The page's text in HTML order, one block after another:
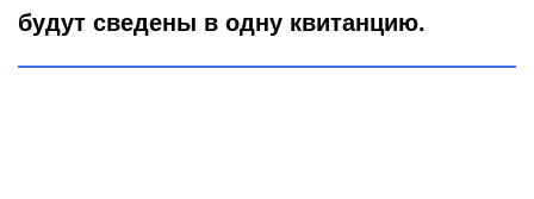
будут сведены в одну квитанцию.